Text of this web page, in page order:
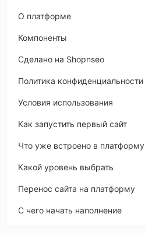
O платформе
Компоненты
Сделано на Shopnseo
Политика конфиденциальности
Условия использования
Как запустить первый сайт
Что уже встроено в платформу
Какой уровень выбрать
Перенос сайта на платформу
С чего начать наполнение